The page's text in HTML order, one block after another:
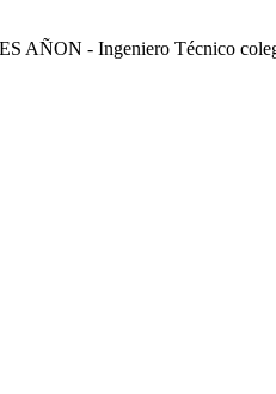
AÑON - Ingeniero Técnico